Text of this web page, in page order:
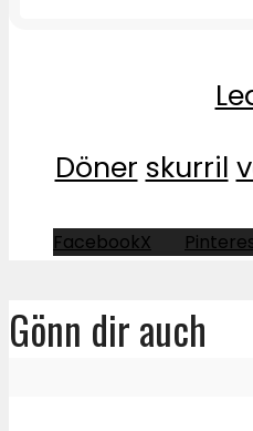
Döner skurril
FacebookX
Gönn dir auch